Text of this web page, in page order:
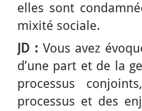
elles sont
mixité sociale.
JD : Vous avez
d’une part et de la
processus
processus et des